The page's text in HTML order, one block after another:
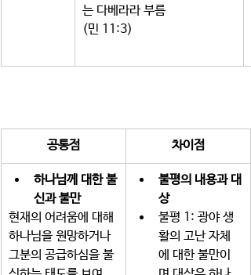
는 다베라라 부름
(민 11:3)
공통점 차이점
하나님께 대한 불
신과 불만
현재의 어려움에 대해
하나님을 원망하거나
그분의 공급하심을 불
불평의 내용과 대
상
불평 1: 광야 생
활의 고난 자체
에 대한 불만이